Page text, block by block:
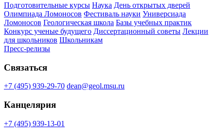
Подготовительные курсы Наука День открытых дверей
Олимпиада Ломоносов Фестиваль науки Универсиада
Ломоносов Геологическая школа Базы учебных практик
Конкурс ученые будущего Диссертационный советы Лекции
для школьников Школьникам
Пресс-релизы
Связаться
+7 (495) 939-29-70 dean@geol.msu.ru
Канцелярия
+7 (495) 939-13-01